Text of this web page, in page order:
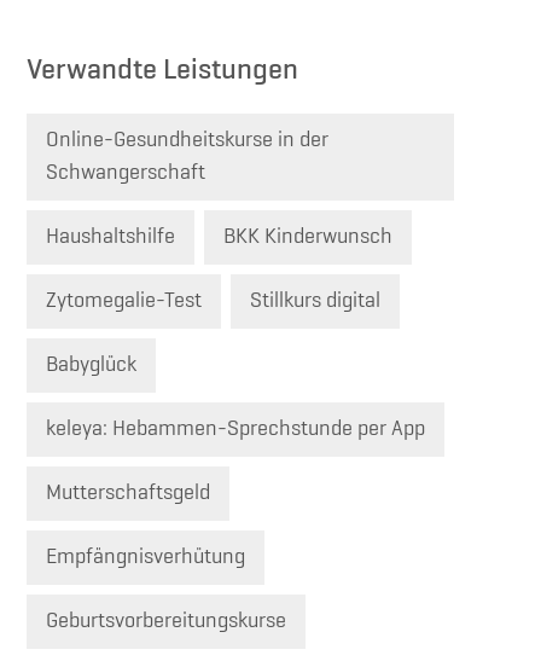
Verwandte Leistungen
Online-Gesundheitskurse in der
Schwangerschaft
Haushaltshilfe BKK Kinderwunsch
Zytomegalie-Test Stillkurs digital
Babyglück
keleya: Hebammen-Sprechstunde per App
Mutterschaftsgeld
Empfängnisverhütung
Geburtsvorbereitungskurse